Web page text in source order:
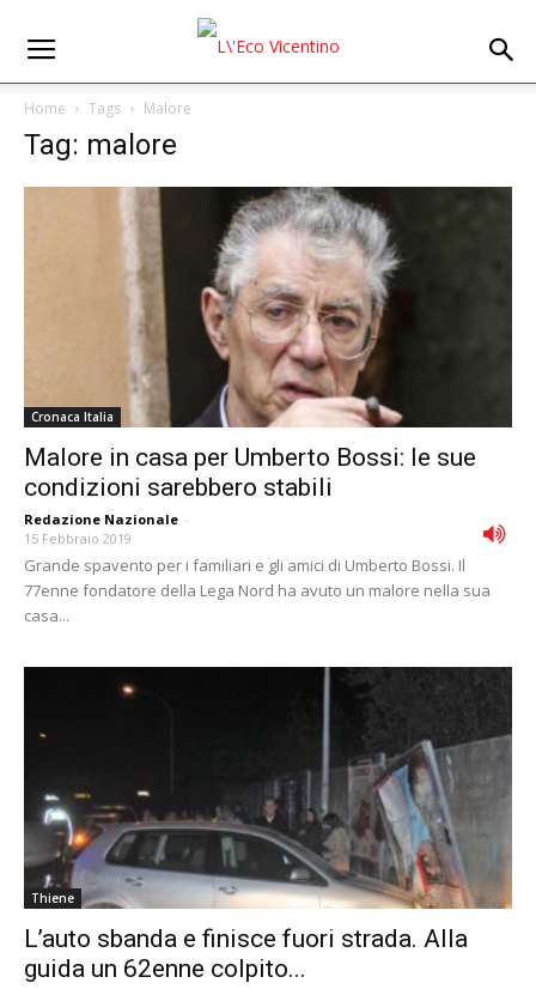
Home Tags Malore
Tag: malore
Cronaca Italia
Malore in casa per Umberto Bossi: le sue
condizioni sarebbero stabili
Redazione Nazionale -
15 Febbraio 2019
Grande spavento per i familiari e gli amici di Umberto Bossi. Il
77enne fondatore della Lega Nord ha avuto un malore nella sua
casa...
Thiene
L’auto sbanda e finisce fuori strada. Alla
guida un 62enne colpito...